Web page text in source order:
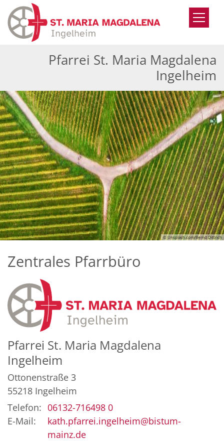
Zum Inhalt springen
Pfarrei St. Maria Magdalena
Ingelheim
© Unsplash.com/Bernd Dittrich
Zentrales Pfarrbüro
Pfarrei St. Maria Magdalena
Ingelheim
Ottonenstraße 3
55218 Ingelheim
Telefon: 06132-716498 0
E-Mail:
kath.pfarrei.ingelheim@bistum-
mainz.de